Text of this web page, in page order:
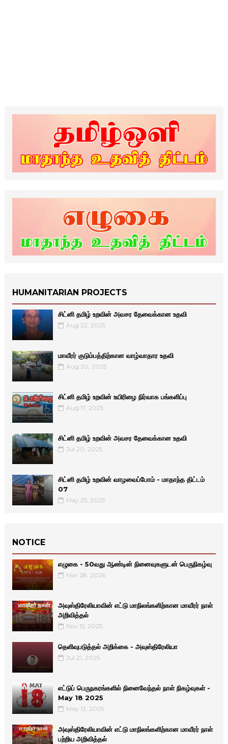
HUMANITARIAN PROJECTS
சிட்னி தமிழ் உறவின் அவசர தேவைக்கான உதவி
Aug 22, 2025
மாவீரர் குடும்பத்திற்கான வாழ்வாதார உதவி
Aug 20, 2025
சிட்னி தமிழ் உறவின் உயிரிழை நிர்வாக பங்களிப்பு
Aug 17, 2025
சிட்னி தமிழ் உறவின் அவசர தேவைக்கான உதவி
Jul 20, 2025
சிட்னி தமிழ் உறவின் வாழவைப்போம் - மாதாந்த திட்டம்
07
May 25, 2025
NOTICE
எழுகை - 50வது ஆண்டின் நினைவுகளுடன் பெருநிகழ்வு
Mar 28, 2026
அவுஸ்திரேலியாவின் எட்டு மாநிலங்களிற்கான மாவீரர் நாள்
அறிவித்தல்
Nov 15, 2025
தெளிவுபடுத்தல் அறிக்கை - அவுஸ்திரேலியா
Jul 21, 2025
எட்டுப் பெருநகரங்களில் நினைவேந்தல் நாள் நிகழ்வுகள் -
May 18 2025
May 12, 2025
அவுஸ்திரேலியாவின் எட்டு மாநிலங்களிற்கான மாவீரர் நாள்
பற்றிய அறிவித்தல்